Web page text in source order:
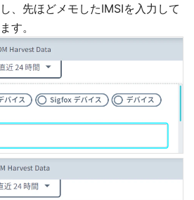
、先ほどメモしたIMSIを入力して
す。